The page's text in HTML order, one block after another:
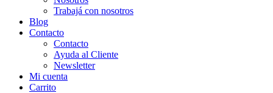
Trabajá con nosotros
Blog
Contacto
Contacto
Ayuda al Cliente
Newsletter
Mi cuenta
Carrito